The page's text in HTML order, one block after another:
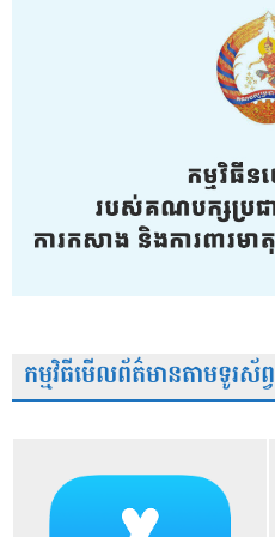
កម្មវិធីមើលព័ត៌មានតាមទូរស័ព្វ